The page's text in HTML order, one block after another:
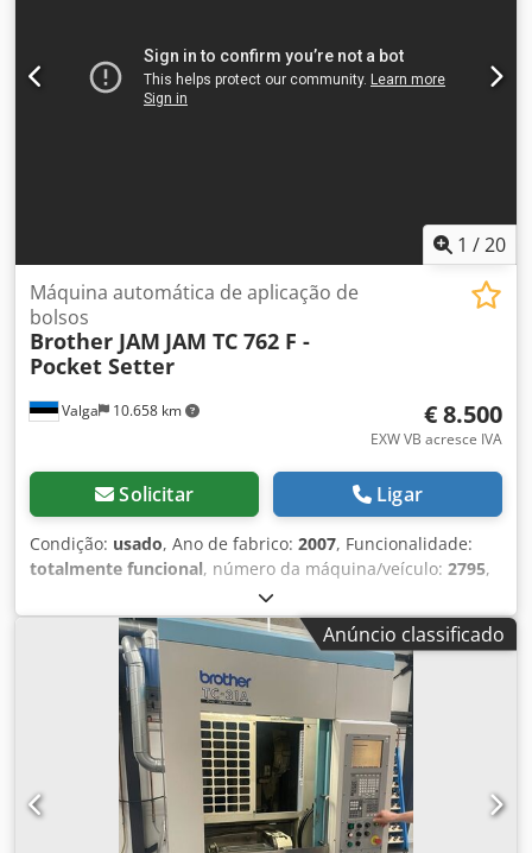
1 /20
Valga 10.658 km
Máquina automática de aplicação de
bolsos
Brother JAM JAM TC 762 F -
Pocket Setter
€ 8.500
EXW VB acresce IVA
Solicitar Ligar
Condição: usado, Ano de fabrico: 2007, Funcionalidade:
totalmente funcional, número da máquina/veículo: 2795,
750 W
conexão pneumática:7 barra, À venda está uma avançada
estação de costura Brother totalmente automatizada,
equipada com o módulo de automação JAM TC 762 F,
ofertada como estação de trabalho industrial completa.
Este sistema foi projetado especialmente para a aplicação
automática de bolsos e para processos de costura de alta
precisão, sendo ideal para a produção de denim, calças e
vestuário de trabalho. O módulo de automação integrado
permite o posicionamento exato do material, o
tensionamento pneumático e ciclos de costura
Anúncio classificado